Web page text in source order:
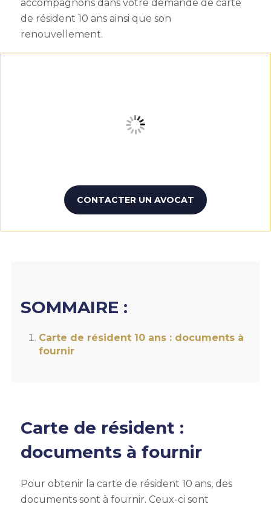
accompagnons dans votre demande de carte
de résident 10 ans ainsi que son
renouvellement.
CONTACTER UN AVOCAT
SOMMAIRE :
Carte de résident 10 ans : documents à
fournir
Carte de résident :
documents à fournir
Pour obtenir la carte de résident 10 ans, des
documents sont à fournir. Ceux-ci sont